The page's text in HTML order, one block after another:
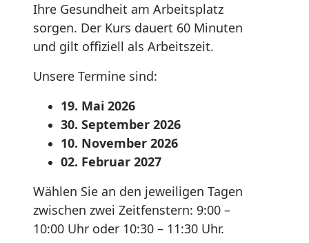
Ihre Gesundheit am Arbeitsplatz
sorgen. Der Kurs dauert 60 Minuten
und gilt offiziell als Arbeitszeit.
Unsere Termine sind:
19. Mai 2026
30. September 2026
10. November 2026
02. Februar 2027
Wählen Sie an den jeweiligen Tagen
zwischen zwei Zeitfenstern: 9:00 –
10:00 Uhr oder 10:30 – 11:30 Uhr.